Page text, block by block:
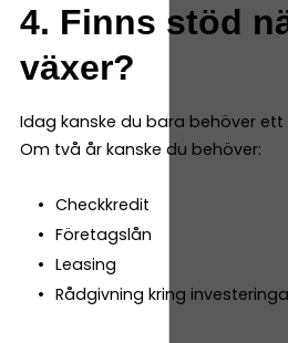
4. Finns stöd
växer?
Idag kanske du bara behöver ett
Om två år kanske du behöver:
Checkkredit
Företagslån
Leasing
Rådgivning kring